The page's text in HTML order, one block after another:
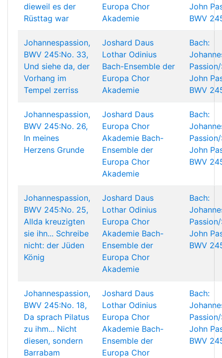
dieweil es der
Rüsttag war
Europa Chor
Akademie
John
BWV
Johannespassion,
BWV 245:No. 33,
Und siehe da, der
Vorhang im
Tempel zerriss
Joshard Daus
Lothar Odinius
Bach-Ensemble der
Europa Chor
Akademie
Bach:
John
BWV
Johannespassion,
BWV 245:No. 26,
In meines
Herzens Grunde
Joshard Daus
Europa Chor
Akademie Bach-
Ensemble der
Europa Chor
Akademie
Bach:
John
BWV
Johannespassion,
BWV 245:No. 25,
Allda kreuzigten
sie ihn... Schreibe
nicht: der Jüden
König
Joshard Daus
Lothar Odinius
Europa Chor
Akademie Bach-
Ensemble der
Europa Chor
Akademie
Bach:
John
BWV
Johannespassion,
BWV 245:No. 18,
Da sprach Pilatus
zu ihm... Nicht
diesen, sondern
Barrabam
Joshard Daus
Lothar Odinius
Europa Chor
Akademie Bach-
Ensemble der
Europa Chor
Bach:
John
BWV